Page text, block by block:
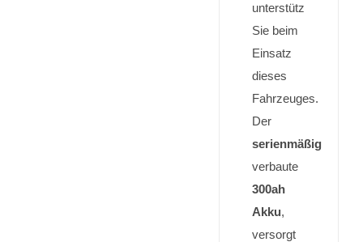
unterstütz
Sie beim
Einsatz
dieses
Fahrzeuges.
Der
serienmäßig
verbaute
300ah
Akku,
versorgt